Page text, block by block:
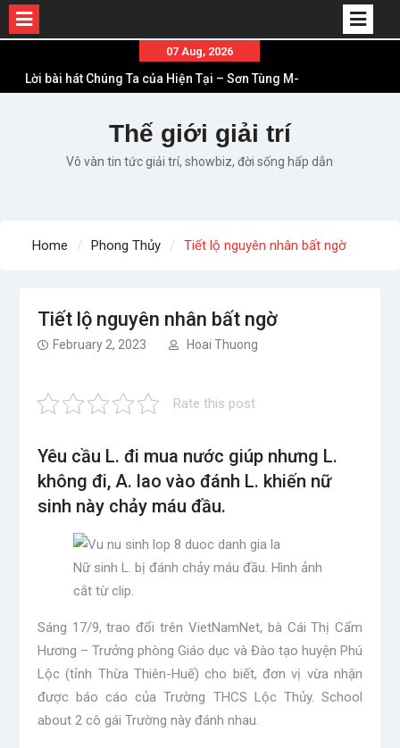
content
07 Aug, 2026
Lời bài hát Chúng Ta của Hiện Tại – Sơn Tùng M-
List ca khúc nhạc tết hay và ý nghĩa nhất mỗi dịp
xuân về
Em ơi lên phố – Minh Vương: Màn comeback
Lời bài hát Làm Gì Phải Hốt – Sản phẩm âm nhạc
Thế giới giải trí
Vô vàn tin tức giải trí, showbiz, đời sống hấp dẫn
Home Phong Thủy Tiết lộ nguyên nhân bất ngờ
Tiết lộ nguyên nhân bất ngờ
February 2, 2023 Hoai Thuong
Rate this post
Yêu cầu L. đi mua nước giúp nhưng L.
không đi, A. lao vào đánh L. khiến nữ
sinh này chảy máu đầu.
Nữ sinh L. bị đánh chảy máu đầu. Hình ảnh
cắt từ clip.
Sáng 17/9, trao đổi trên VietNamNet, bà Cái Thị Cẩm
Hương – Trưởng phòng Giáo dục và Đào tạo huyện Phú
Lộc (tỉnh Thừa Thiên-Huế) cho biết, đơn vị vừa nhận
được báo cáo của Trường THCS Lộc Thủy. School
about 2 cô gái Trường này đánh nhau.